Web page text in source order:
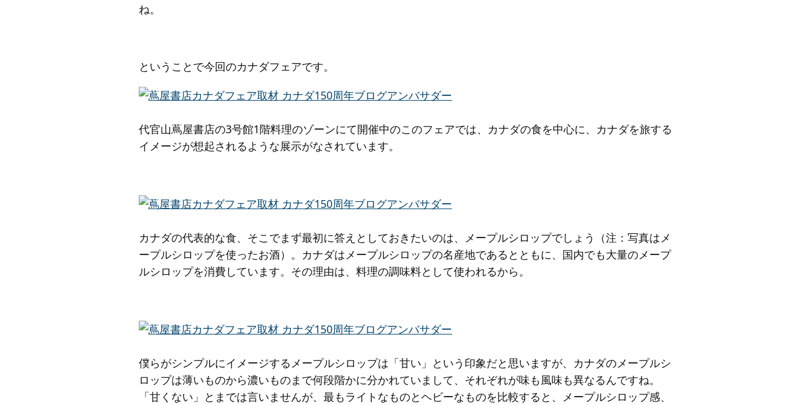
ね。
ということで今回のカナダフェアです。
代官山蔦屋書店の3号館1階料理のゾーンにて開催中のこのフェアでは、カナダの食を中心に、カナダを旅する
イメージが想起されるような展示がなされています。
カナダの代表的な食、そこでまず最初に答えとしておきたいのは、メープルシロップでしょう（注：写真はメ
ープルシロップを使ったお酒）。カナダはメープルシロップの名産地であるとともに、国内でも大量のメープ
ルシロップを消費しています。その理由は、料理の調味料として使われるから。
僕らがシンプルにイメージするメープルシロップは「甘い」という印象だと思いますが、カナダのメープルシ
ロップは薄いものから濃いものまで何段階かに分かれていまして、それぞれが味も風味も異なるんですね。
「甘くない」とまでは言いませんが、最もライトなものとヘビーなものを比較すると、メープルシロップ感、